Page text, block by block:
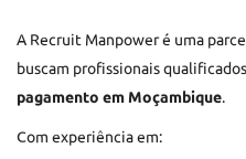
A Recruit Manpower é uma
buscam profissionais
pagamento em Moçambique.
Com experiência em: